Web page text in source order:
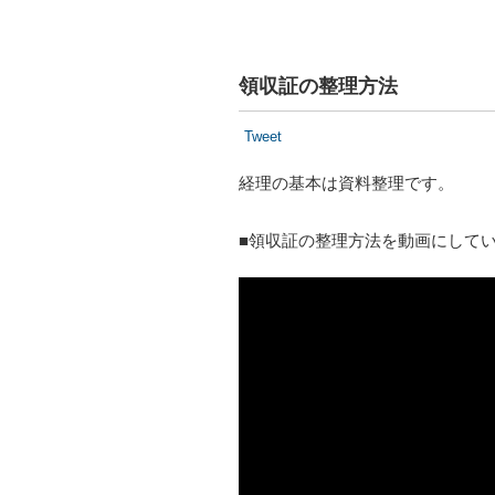
領収証の整理方法
Tweet
経理の基本は資料整理です。
■領収証の整理方法を動画にして